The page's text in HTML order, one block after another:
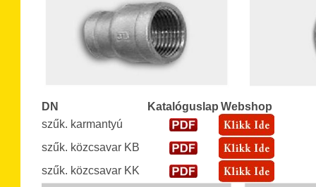
DN Katalóguslap Webshop
szűk. karmantyú
szűk. közcsavar KB
szűk. közcsavar KK